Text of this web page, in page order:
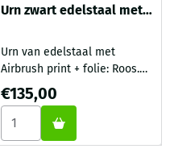
Urn zwart edelstaal met
Urn van edelstaal met
Airbrush print + folie: Roos.
Deze urn is vervaardigd van
hoogwaardig edelstaal en
worden door Gedenk Idee
geïmporteerd uit Duitsland.
Prijs: 135,00
€135,00